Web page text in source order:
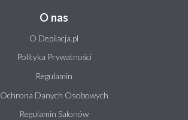
O nas
O Depilacja.pl
Polityka Prywatności
Regulamin
Ochrona Danych Osobowych
Regulamin Salonów